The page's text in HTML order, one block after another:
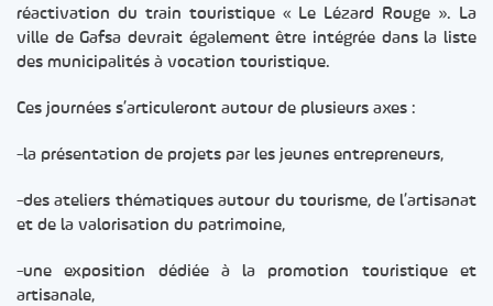
réactivation du train touristique « Le Lézard Rouge ». La
ville de Gafsa devrait également être intégrée dans la liste
des municipalités à vocation touristique.
Ces journées s’articuleront autour de plusieurs axes :
-la présentation de projets par les jeunes entrepreneurs,
-des ateliers thématiques autour du tourisme, de l’artisanat
et de la valorisation du patrimoine,
-une exposition dédiée à la promotion touristique et
artisanale,